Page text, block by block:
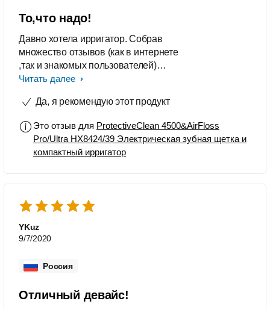
То,что надо!
Давно хотела ирригатор. Собрав
множество отзывов (как в интернете
,так и знакомых пользователей)
приобрела систему для ухода за
зубную щётку наконец ,на
изумительно и бережно, что для
меня очень важно! Во-вторых,
ирригатор отрабатывает свой
труднодоступные места. Везде Вас
чисто)))) В-третьих, удалось Ребенка
привлечь к ирригатору без труда. Он
очень прост в использовании. Что
милый девчачий цвет ручки :)
Читать далее
Да, я рекомендую этот продукт
Это отзыв для ProtectiveClean 4500&AirFloss
Pro/Ultra HX8424/39 Электрическая зубная щетка и
компактный ирригатор
YKuz
9/7/2020
Россия
Отличный девайс!